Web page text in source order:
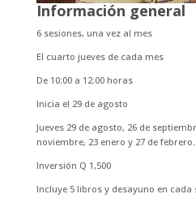
Información general
6 sesiones, una vez al mes
El cuarto jueves de cada mes
De 10:00 a 12:00 horas
Inicia el 29 de agosto
Jueves 29 de agosto, 26 de
noviembre, 23 enero y 27 de febrero.
Inversión Q 1,500
Incluye 5 libros y desayuno en cada